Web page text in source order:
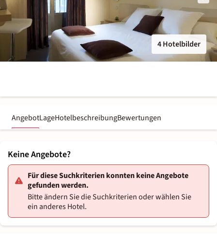
4 Hotelbilder
AngebotLageHotelbeschreibungBewertungen
Keine Angebote?
Für diese Suchkriterien konnten keine Angebote
gefunden werden.
Bitte ändern Sie die Suchkriterien oder wählen Sie
ein anderes Hotel.